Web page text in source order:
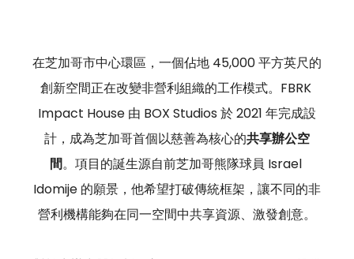
在芝加哥市中心環區，一個佔地 45,000 平方英尺的
創新空間正在改變非營利組織的工作模式。FBRK
Impact House 由 BOX Studios 於 2021 年完成設
計，成為芝加哥首個以慈善為核心的共享辦公空
間。項目的誕生源自前芝加哥熊隊球員 Israel
Idomije 的願景，他希望打破傳統框架，讓不同的非
營利機構能夠在同一空間中共享資源、激發創意。